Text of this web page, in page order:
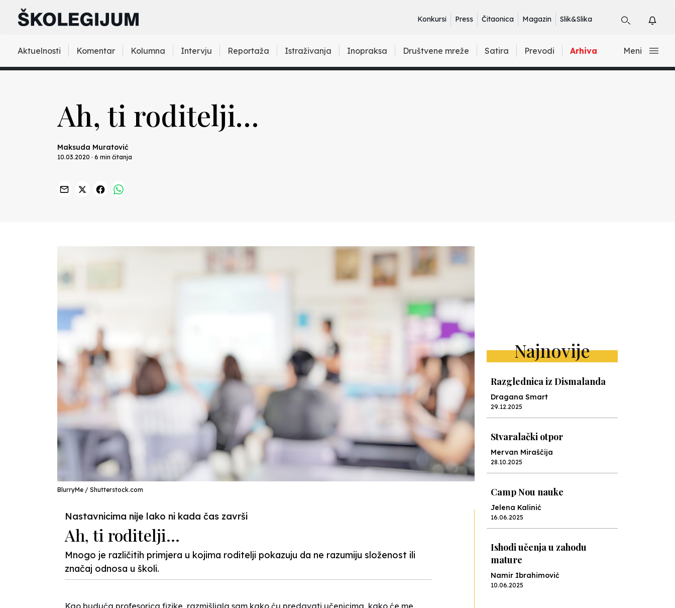
Konkursi Press Čitaonica Magazin Slik&Slika
Aktuelnosti Komentar Kolumna Intervju Reportaža Istraživanja Inopraksa Društvene mreže Satira Prevodi Arhiva Meni
Ah, ti roditelji…
Maksuda Muratović
10.03.2020 · 6 min čitanja
BlurryMe / Shutterstock.com
Nastavnicima nije lako ni kada čas završi
Ah, ti roditelji…
Mnogo je različitih primjera u kojima roditelji pokazuju da ne razumiju složenost ili
značaj odnosa u školi.
Kao buduća profesorica fizike, razmišljala sam kako ću predavati učenicima, kako će me
Najnovije
Razglednica iz Dismalanda
Dragana Smart
29.12.2025
Stvaralački otpor
Mervan Miraščija
28.10.2025
Camp Nou nauke
Jelena Kalinić
16.06.2025
Ishodi učenja u zahodu
mature
Namir Ibrahimović
10.06.2025